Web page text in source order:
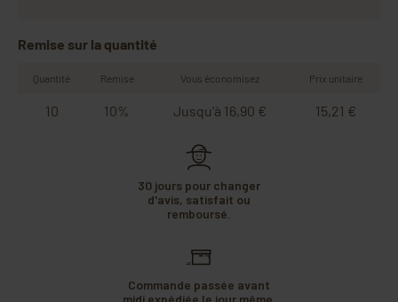
Remise sur la quantité
Quantité Remise Vous économisez Prix unitaire
10 10% Jusqu'à 16,90 € 15,21 €
30 jours pour changer
d'avis, satisfait ou
remboursé.
Commande passée avant